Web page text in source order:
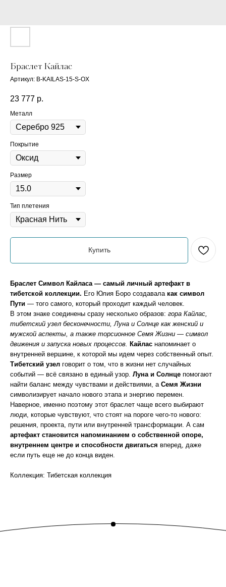
Браслет Кайлас
Артикул: B-KAILAS-15-S-OX
23 777 р.
Металл
Покрытие
Размер
Тип плетения
Купить
Браслет Символ Кайласа — самый личный артефакт в
тибетской коллекции. Его Юлия Боро создавала как символ
Пути — того самого, который проходит каждый человек.
В этом знаке соединены сразу несколько образов: гора Кайлас,
тибетский узел бесконечности, Луна и Солнце как женский и
мужской аспекты, а также торсионное Семя Жизни — символ
движения и запуска новых процессов. Кайлас напоминает о
внутренней вершине, к которой мы идем через собственный опыт.
Тибетский узел говорит о том, что в жизни нет случайных
событий — всё связано в единый узор. Луна и Солнце помогают
найти баланс между чувствами и действиями, а Семя Жизни
символизирует начало нового этапа и энергию перемен.
Наверное, именно поэтому этот браслет чаще всего выбирают
люди, которые чувствуют, что стоят на пороге чего-то нового:
решения, проекта, пути или внутренней трансформации. А сам
артефакт становится напоминанием о собственной опоре,
внутреннем центре и способности двигаться вперед, даже
если путь еще не до конца виден.
Коллекция: Тибетская коллекция